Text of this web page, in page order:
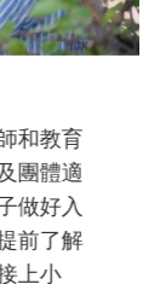
那個男人│
爸爸！男人
驗中，跟著
肢體遊戲，
問題的能力